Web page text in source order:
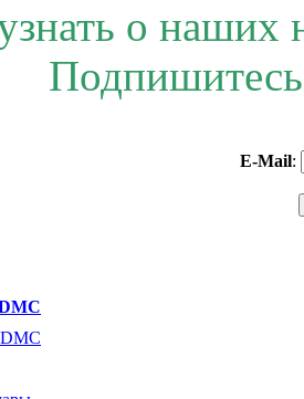
о наших
E-Mail: